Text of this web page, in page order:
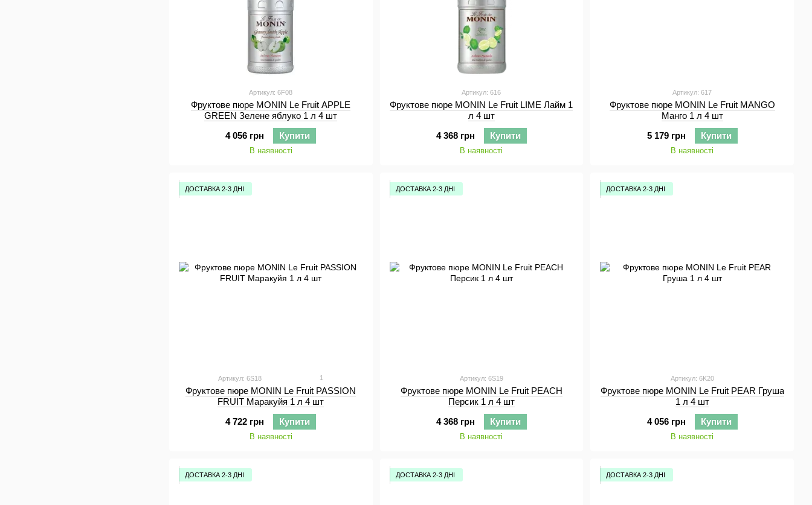
Артикул: 6F08
Фруктове пюре MONIN Le Fruit APPLE
GREEN Зелене яблуко 1 л 4 шт
4 056 грн
Купити
В наявності
Артикул: 616
Фруктове пюре MONIN Le Fruit LIME Лайм 1
л 4 шт
4 368 грн
Купити
В наявності
Артикул: 617
Фруктове пюре MONIN Le Fruit MANGO
Манго 1 л 4 шт
5 179 грн
Купити
В наявності
ДОСТАВКА 2-3 ДНІ
Артикул: 6S18 1
Фруктове пюре MONIN Le Fruit PASSION
FRUIT Маракуйя 1 л 4 шт
4 722 грн
Купити
В наявності
ДОСТАВКА 2-3 ДНІ
Артикул: 6S19
Фруктове пюре MONIN Le Fruit PEACH
Персик 1 л 4 шт
4 368 грн
Купити
В наявності
ДОСТАВКА 2-3 ДНІ
Артикул: 6K20
Фруктове пюре MONIN Le Fruit PEAR Груша
1 л 4 шт
4 056 грн
Купити
В наявності
ДОСТАВКА 2-3 ДНІ ДОСТАВКА 2-3 ДНІ ДОСТАВКА 2-3 ДНІ